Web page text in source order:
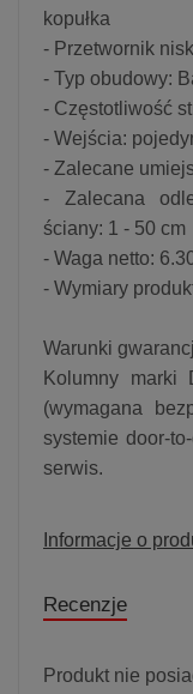
kopułka
- Przetwornik
- Typ obudowy:
- Częstotliwość
- Wejścia:
- Zalecane
- Zalecana
ściany: 1 - 50 cm
- Waga netto:
- Wymiary
Warunki
Kolumny marki
(wymagana
systemie door-
serwis.
Informacje o
Recenzje
Produkt nie